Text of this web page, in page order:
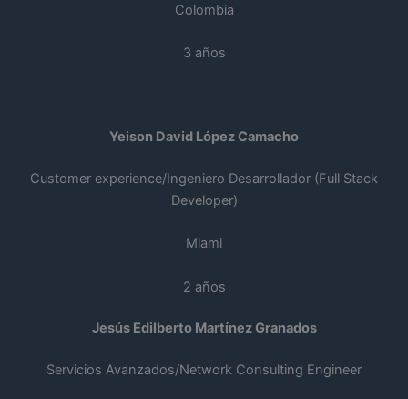
Colombia
3 años
Yeison David López Camacho
Customer experience/Ingeniero Desarrollador (Full Stack
Developer)
Miami
2 años
Jesús Edilberto Martínez Granados
Servicios Avanzados/Network Consulting Engineer